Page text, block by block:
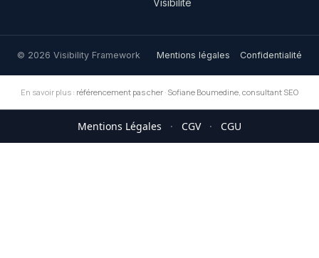
© 2026 Visibility Framework Mentions légales Confidentialité
En savoir plus : référencement pas cher · Sofiane Boumedine, consultant SEO
Mentions Légales · CGV · CGU